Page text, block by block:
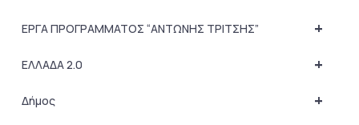
+
ΕΡΓΑ ΠΡΟΓΡΑΜΜΑΤΟΣ “ΑΝΤΩΝΗΣ ΤΡΙΤΣΗΣ”
+
ΕΛΛΑΔΑ 2.0
+
Δήμος